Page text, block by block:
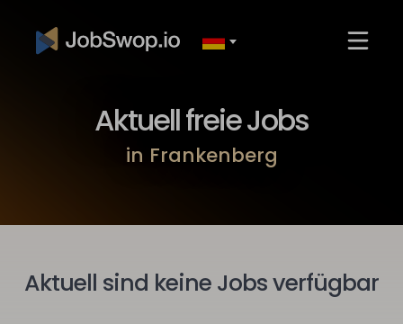
Aktuell freie Jobs
in Frankenberg
Aktuell sind keine Jobs verfügbar